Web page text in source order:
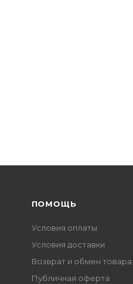
ПОМОЩЬ
Условия оплаты
Условия доставки
Возврат и обмен товара
Публичная оферта